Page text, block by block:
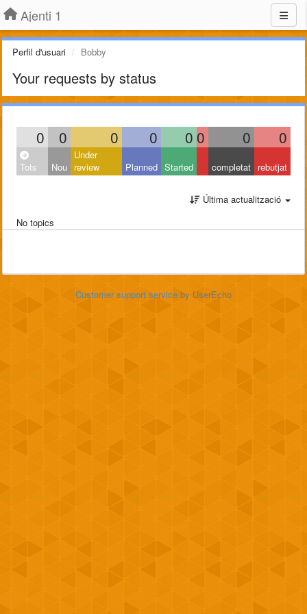
Ajenti 1
Perfil d'usuari Bobby
Your requests by status
0 0 0 0 0 0 0 0
Tots Nou
Under
review
Planned Started completat rebutjat
Última actualització
No topics
Customer support service by UserEcho